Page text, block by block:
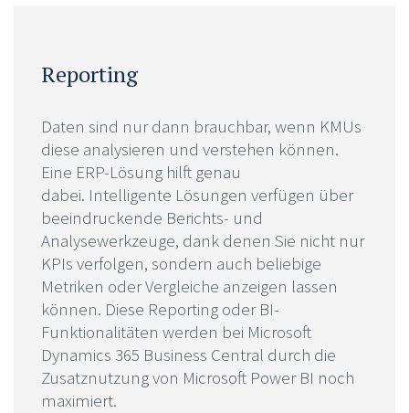
Reporting
Daten sind nur dann brauchbar, wenn KMUs
diese analysieren und verstehen können.
Eine ERP-Lösung hilft genau
dabei. Intelligente Lösungen verfügen über
beeindruckende Berichts- und
Analysewerkzeuge, dank denen Sie nicht nur
KPIs verfolgen, sondern auch beliebige
Metriken oder Vergleiche anzeigen lassen
können. Diese Reporting oder BI-
Funktionalitäten werden bei Microsoft
Dynamics 365 Business Central durch die
Zusatznutzung von Microsoft Power BI noch
maximiert.